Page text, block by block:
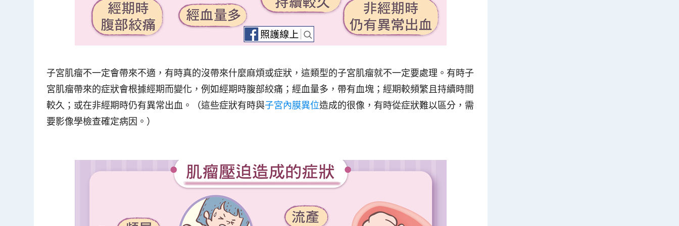
子宮肌瘤不一定會帶來不適，有時真的沒帶來什麼麻煩或症狀，這類型的子宮肌瘤就不一定要處理。有時子
宮肌瘤帶來的症狀會根據經期而變化，例如經期時腹部絞痛；經血量多，帶有血塊；經期較頻繁且持續時間
較久；或在非經期時仍有異常出血。（這些症狀有時與子宮內膜異位造成的很像，有時從症狀難以區分，需
要影像學檢查確定病因。）